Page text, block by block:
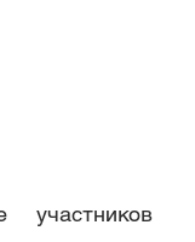
участников